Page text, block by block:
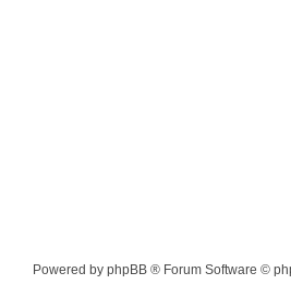
Powered by phpBB ® Forum Software ©